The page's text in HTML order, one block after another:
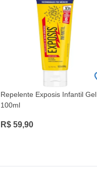
Repelente Exposis Infantil Gel
100ml
R$ 59,90